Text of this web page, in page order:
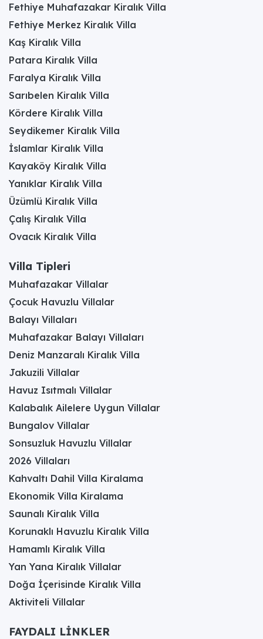
Fethiye Muhafazakar Kiralık Villa
Fethiye Merkez Kiralık Villa
Kaş Kiralık Villa
Patara Kiralık Villa
Faralya Kiralık Villa
Sarıbelen Kiralık Villa
Kördere Kiralık Villa
Seydikemer Kiralık Villa
İslamlar Kiralık Villa
Kayaköy Kiralık Villa
Yanıklar Kiralık Villa
Üzümlü Kiralık Villa
Çalış Kiralık Villa
Ovacık Kiralık Villa
Villa Tipleri
Muhafazakar Villalar
Çocuk Havuzlu Villalar
Balayı Villaları
Muhafazakar Balayı Villaları
Deniz Manzaralı Kiralık Villa
Jakuzili Villalar
Havuz Isıtmalı Villalar
Kalabalık Ailelere Uygun Villalar
Bungalov Villalar
Sonsuzluk Havuzlu Villalar
2026 Villaları
Kahvaltı Dahil Villa Kiralama
Ekonomik Villa Kiralama
Saunalı Kiralık Villa
Korunaklı Havuzlu Kiralık Villa
Hamamlı Kiralık Villa
Yan Yana Kiralık Villalar
Doğa İçerisinde Kiralık Villa
Aktiviteli Villalar
FAYDALI LİNKLER